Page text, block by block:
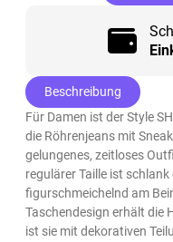
Beschreibung
Für Damen ist der Style
die Röhrenjeans mit
gelungenes, zeitloses
regulärer Taille ist
figurschmeichelnd am
Taschendesign erhält die
ist sie mit dekorativen